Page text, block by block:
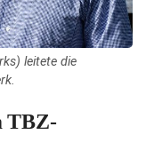
leitete die
TBZ-